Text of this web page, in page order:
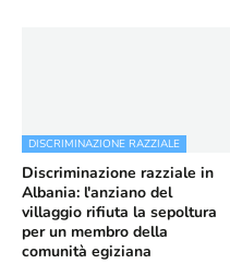
DISCRIMINAZIONE RAZZIALE
Discriminazione razziale in
Albania: l'anziano del
villaggio rifiuta la sepoltura
per un membro della
comunità egiziana